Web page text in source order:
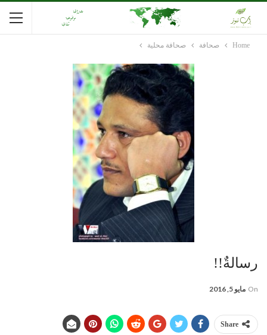
Home صحافة صحافة محلية
رسالةٌ!!
On مايو 5, 2016
Share